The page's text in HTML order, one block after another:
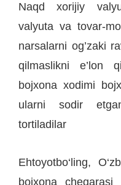
Naqd xorijiy
valyuta va tovar-
narsalarni og’zaki
qilmaslikni e’lon
bojxona xodimi
ularni sodir
tortiladilar
Ehtoyotbo‘ling,
bojxona